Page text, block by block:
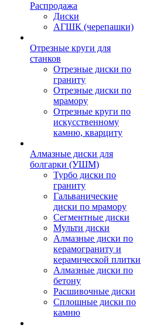
Распродажа
Диски
АГШК (черепашки)
Отрезные круги для
станков
Отрезные диски по
граниту
Отрезные диски по
мрамору
Отрезные круги по
искусственному
камню, кварциту
Алмазные диски для
болгарки (УШМ)
Турбо диски по
граниту
Гальванические
диски по мрамору
Сегментные диски
Мульти диски
Алмазные диски по
керамограниту и
керамической плитки
Алмазные диски по
бетону
Расшивочные диски
Сплошные диски по
камню